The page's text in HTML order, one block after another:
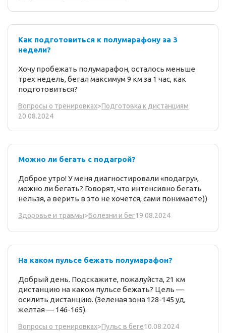
Как подготовиться к полумарафону за 3
недели?
Хочу пробежать полумарафон, осталось меньше
трех недель, бегал максимум 9 км за 1 час, как
подготовиться?
Вопросы о тренировках>Подготовка к дистанциям
20.08.2024
Можно ли бегать с подагрой?
Доброе утро! У меня диагностировали «подагру»,
можно ли бегать? Говорят, что интенсивно бегать
нельзя, а верить в это не хочется, сами понимаете))
Здоровье и травмы>Болезни и бег19.08.2024
На каком пульсе бежать полумарафон?
Добрый день. Подскажите, пожалуйста, 21 км
дистанцию на каком пульсе бежать? Цель —
осилить дистанцию. (Зеленая зона 128-145 уд,
желтая — 146-165).
Вопросы о тренировках>Пульс в беге10.08.2024